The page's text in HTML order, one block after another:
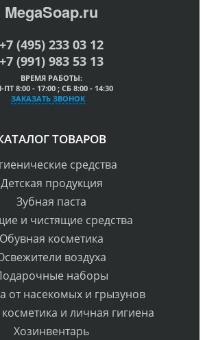
MegaSoap.ru
+7 (495) 233 03 12
+7 (991) 983 53 13
ВРЕМЯ РАБОТЫ:
ПТ 8:00 - 17:00 ; СБ 8:00 - 14:30
ЗАКАЗАТЬ ЗВОНОК
ТОВАРОВ
средства
Детская продукция
Зубная паста
и чистящие средства
Обувная косметика
воздуха
наборы
от насекомых и грызунов
и личная гигиена
Хозинвентарь